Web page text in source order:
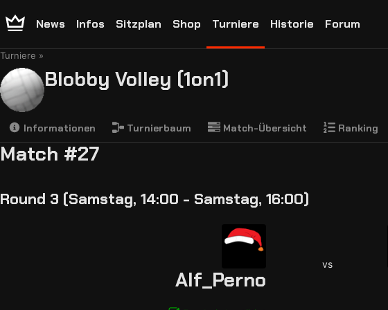
News Infos Sitzplan Shop Turniere Historie Forum
Turniere
Blobby Volley (1on1)
Informationen Turnierbaum Match-Übersicht Ranking
Match #27
Round 3 (Samstag, 14:00 - Samstag, 16:00)
Alf_Perno
vs